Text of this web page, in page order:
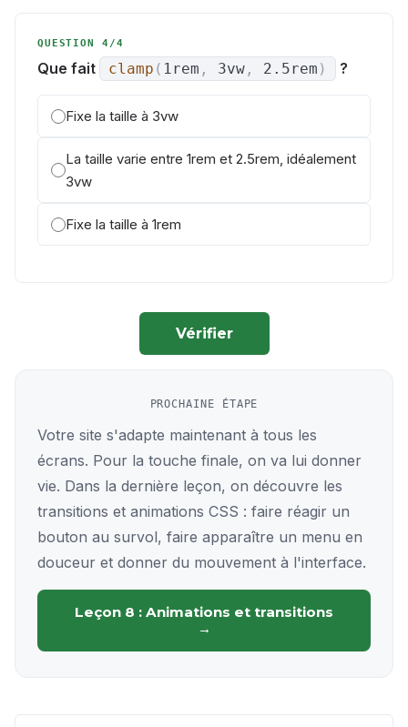
QUESTION 4/4
Que fait clamp ( 1rem , 3vw , 2.5rem ) ?
Fixe la taille à 3vw
La taille varie entre 1rem et 2.5rem, idéalement
3vw
Fixe la taille à 1rem
Vérifier
PROCHAINE ÉTAPE
Votre site s'adapte maintenant à tous les
écrans. Pour la touche finale, on va lui donner
vie. Dans la dernière leçon, on découvre les
transitions et animations CSS : faire réagir un
bouton au survol, faire apparaître un menu en
douceur et donner du mouvement à l'interface.
Leçon 8 : Animations et transitions
→